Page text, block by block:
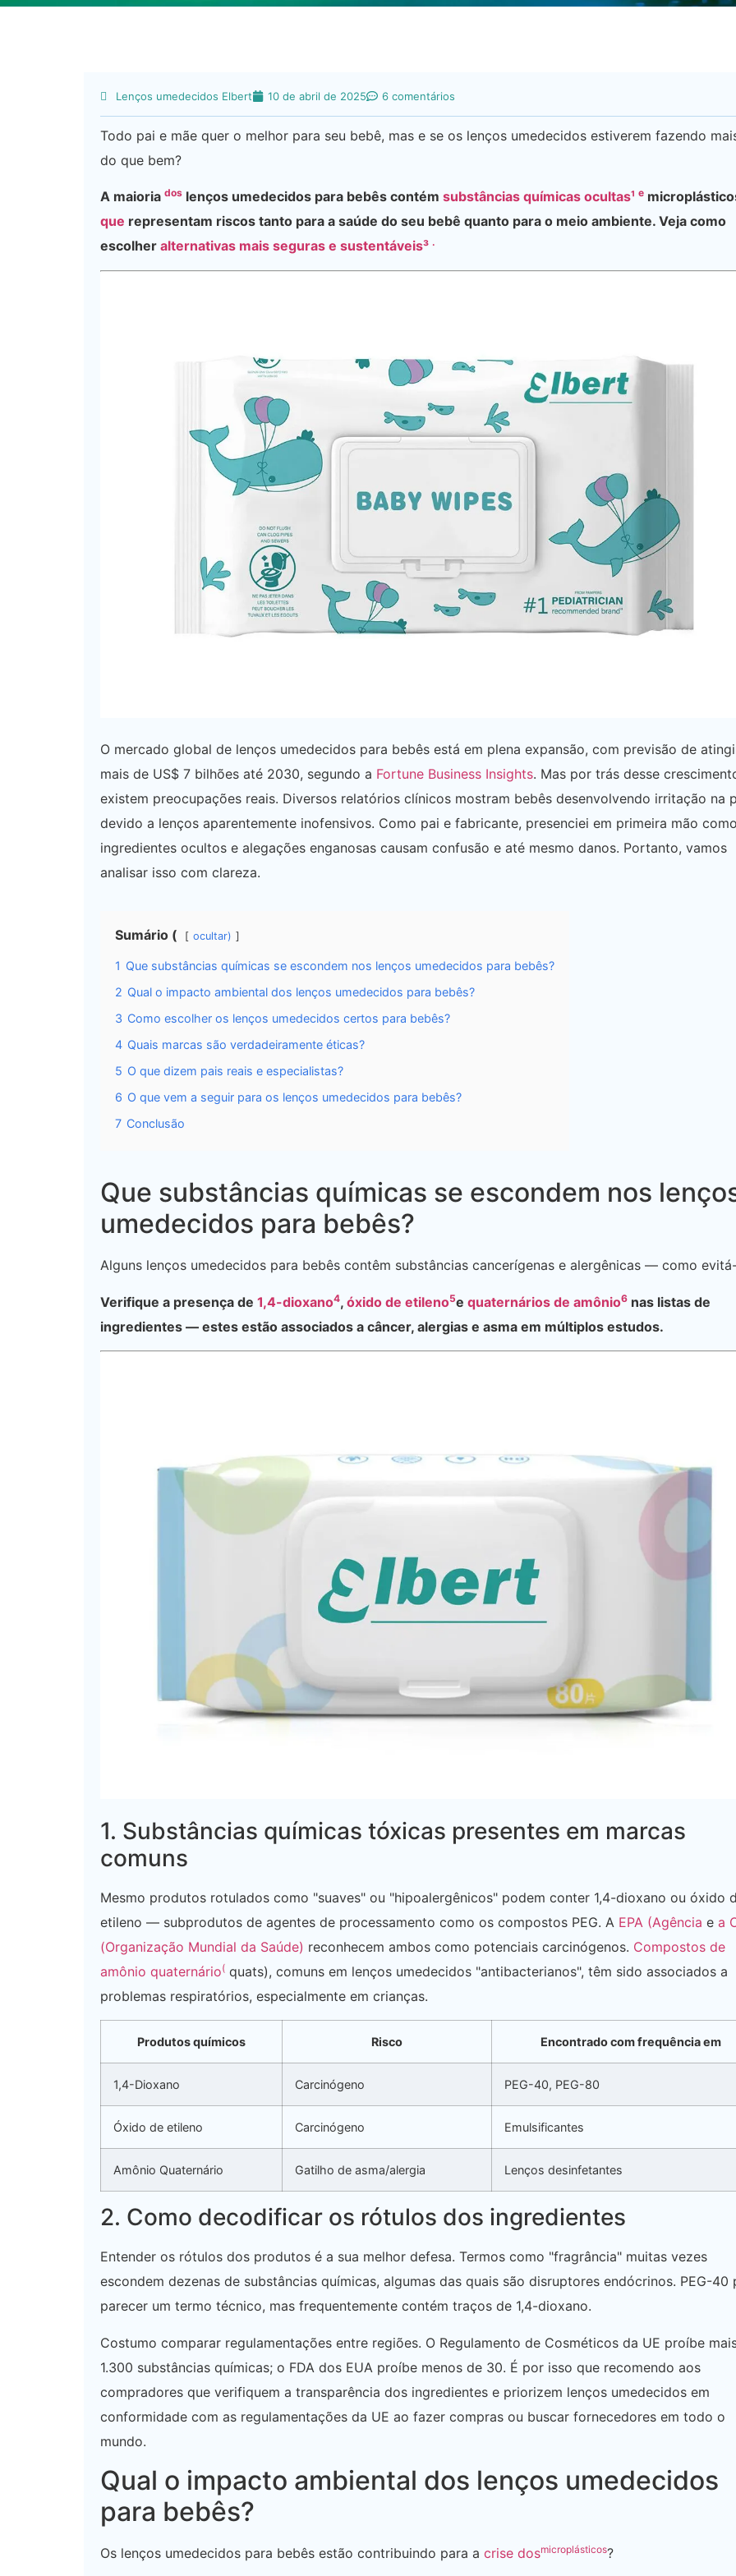
Lenços umedecidos Elbert 10 de abril de 2025 6 comentários
Todo pai e mãe quer o melhor para seu bebê, mas e se os lenços umedecidos estiverem fazendo
do que bem?
A maioria dos lenços umedecidos para bebês contém substâncias químicas ocultas¹ e
que representam riscos tanto para a saúde do seu bebê quanto para o meio ambiente. Veja como
escolher alternativas mais seguras e sustentáveis³ .
O mercado global de lenços umedecidos para bebês está em plena expansão, com previsão de
mais de US$ 7 bilhões até 2030, segundo a Fortune Business Insights. Mas por trás desse
existem preocupações reais. Diversos relatórios clínicos mostram bebês desenvolvendo irritação na
devido a lenços aparentemente inofensivos. Como pai e fabricante, presenciei em primeira mão como
ingredientes ocultos e alegações enganosas causam confusão e até mesmo danos. Portanto, vamos
analisar isso com clareza.
Sumário ( ocultar)
1 Que substâncias químicas se escondem nos lenços umedecidos para bebês?
2 Qual o impacto ambiental dos lenços umedecidos para bebês?
3 Como escolher os lenços umedecidos certos para bebês?
4 Quais marcas são verdadeiramente éticas?
5 O que dizem pais reais e especialistas?
6 O que vem a seguir para os lenços umedecidos para bebês?
7 Conclusão
Que substâncias químicas se escondem nos
umedecidos para bebês?
Alguns lenços umedecidos para bebês contêm substâncias cancerígenas e alergênicas — como
Verifique a presença de 1,4-dioxano4, óxido de etileno5e quaternários de amônio6 nas listas de
ingredientes — estes estão associados a câncer, alergias e asma em múltiplos estudos.
1. Substâncias químicas tóxicas presentes em marcas
comuns
Mesmo produtos rotulados como "suaves" ou "hipoalergênicos" podem conter 1,4-dioxano ou óxido
etileno — subprodutos de agentes de processamento como os compostos PEG. A EPA (Agência e a
(Organização Mundial da Saúde) reconhecem ambos como potenciais carcinógenos. Compostos de
amônio quaternário( quats), comuns em lenços umedecidos "antibacterianos", têm sido associados a
problemas respiratórios, especialmente em crianças.
Produtos químicos Risco Encontrado com frequência em
1,4-Dioxano Carcinógeno PEG-40, PEG-80
Óxido de etileno Carcinógeno Emulsificantes
Amônio Quaternário Gatilho de asma/alergia Lenços desinfetantes
2. Como decodificar os rótulos dos ingredientes
Entender os rótulos dos produtos é a sua melhor defesa. Termos como "fragrância" muitas vezes
escondem dezenas de substâncias químicas, algumas das quais são disruptores endócrinos. PEG-40
parecer um termo técnico, mas frequentemente contém traços de 1,4-dioxano.
Costumo comparar regulamentações entre regiões. O Regulamento de Cosméticos da UE proíbe
1.300 substâncias químicas; o FDA dos EUA proíbe menos de 30. É por isso que recomendo aos
compradores que verifiquem a transparência dos ingredientes e priorizem lenços umedecidos em
conformidade com as regulamentações da UE ao fazer compras ou buscar fornecedores em todo o
mundo.
Qual o impacto ambiental dos lenços umedecidos
para bebês?
Os lenços umedecidos para bebês estão contribuindo para a crise dosmicroplásticos?